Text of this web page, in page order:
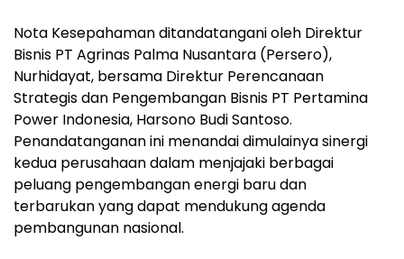
Nota Kesepahaman ditandatangani oleh Direktur
Bisnis PT Agrinas Palma Nusantara (Persero),
Nurhidayat, bersama Direktur Perencanaan
Strategis dan Pengembangan Bisnis PT Pertamina
Power Indonesia, Harsono Budi Santoso.
Penandatanganan ini menandai dimulainya sinergi
kedua perusahaan dalam menjajaki berbagai
peluang pengembangan energi baru dan
terbarukan yang dapat mendukung agenda
pembangunan nasional.